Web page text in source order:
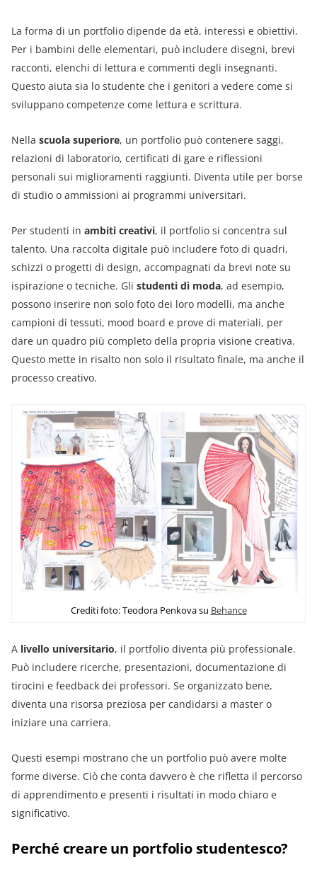
La forma di un portfolio dipende da età, interessi e obiettivi.
Per i bambini delle elementari, può includere disegni, brevi
racconti, elenchi di lettura e commenti degli insegnanti.
Questo aiuta sia lo studente che i genitori a vedere come si
sviluppano competenze come lettura e scrittura.
Nella scuola superiore, un portfolio può contenere saggi,
relazioni di laboratorio, certificati di gare e riflessioni
personali sui miglioramenti raggiunti. Diventa utile per borse
di studio o ammissioni ai programmi universitari.
Per studenti in ambiti creativi, il portfolio si concentra sul
talento. Una raccolta digitale può includere foto di quadri,
schizzi o progetti di design, accompagnati da brevi note su
ispirazione o tecniche. Gli studenti di moda, ad esempio,
possono inserire non solo foto dei loro modelli, ma anche
campioni di tessuti, mood board e prove di materiali, per
dare un quadro più completo della propria visione creativa.
Questo mette in risalto non solo il risultato finale, ma anche il
processo creativo.
Crediti foto: Teodora Penkova su Behance
A livello universitario, il portfolio diventa più professionale.
Può includere ricerche, presentazioni, documentazione di
tirocini e feedback dei professori. Se organizzato bene,
diventa una risorsa preziosa per candidarsi a master o
iniziare una carriera.
Questi esempi mostrano che un portfolio può avere molte
forme diverse. Ciò che conta davvero è che rifletta il percorso
di apprendimento e presenti i risultati in modo chiaro e
significativo.
Perché creare un portfolio studentesco?